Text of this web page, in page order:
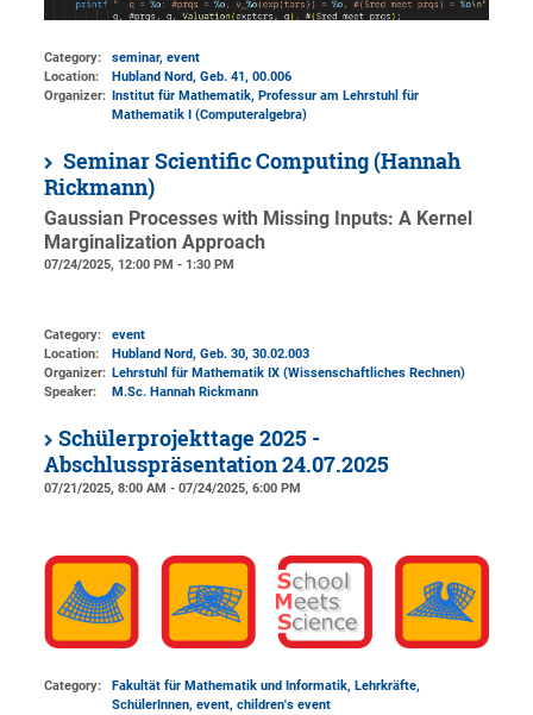
Category:
seminar, event
Location:
Hubland Nord, Geb. 41, 00.006
Organizer: Institut für Mathematik, Professur am Lehrstuhl für
Mathematik I (Computeralgebra)
Seminar Scientific Computing (Hannah
Rickmann)
Gaussian Processes with Missing Inputs: A Kernel
Marginalization Approach
07/24/2025, 12:00 PM - 1:30 PM
Category:
event
Location:
Hubland Nord, Geb. 30, 30.02.003
Organizer: Lehrstuhl für Mathematik IX (Wissenschaftliches Rechnen)
Speaker:
M.Sc. Hannah Rickmann
Schülerprojekttage 2025 -
Abschlusspräsentation 24.07.2025
07/21/2025, 8:00 AM - 07/24/2025, 6:00 PM
Category:
Fakultät für Mathematik und Informatik, Lehrkräfte,
SchülerInnen, event, children's event